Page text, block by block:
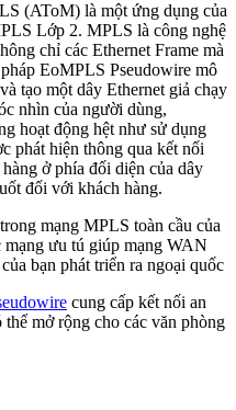
(AToM) là một ứng dụng của
Lớp 2. MPLS là công nghệ
chỉ các Ethernet Frame mà
EoMPLS Pseudowire mô
tạo một dây Ethernet giả chạy
nhìn của người dùng,
hoạt động hệt như sử dụng
phát hiện thông qua kết nối
ở phía đối diện của dây
đối với khách hàng.
mạng MPLS toàn cầu của
ưu tú giúp mạng WAN
bạn phát triển ra ngoại quốc
cung cấp kết nối an
mở rộng cho các văn phòng